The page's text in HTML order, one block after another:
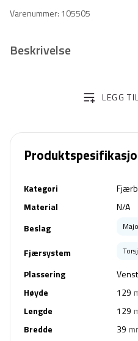
Varenummer: 105505
Beskrivelse
LEGG
Kategori
Material
N/A
Beslag
Fjærsystem
Plassering
Høyde
129
Lengde
129
Bredde
39